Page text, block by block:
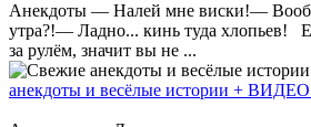
Анекдоты — Налей мне виски!—
утра?!— Ладно... кинь туда хлопьев!
за рулём, значит вы не ...
анекдоты и весёлые истории +